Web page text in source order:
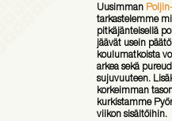
Uusimman
tarkastelemme
pitkäjänteisellä
jäävät usein
koulumatkoista
arkea sekä
sujuvuuteen.
korkeimman
kurkistamme
viikon sisältöihin.